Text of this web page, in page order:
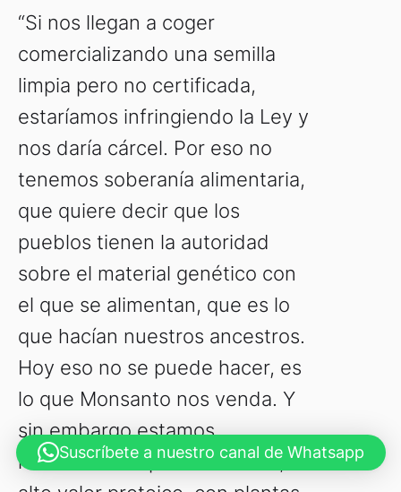
“Si nos llegan a coger
comercializando una semilla
limpia pero no certificada,
estaríamos infringiendo la Ley y
nos daría cárcel. Por eso no
tenemos soberanía alimentaria,
que quiere decir que los
pueblos tienen la autoridad
sobre el material genético con
el que se alimentan, que es lo
que hacían nuestros ancestros.
Hoy eso no se puede hacer, es
lo que Monsanto nos venda. Y
sin embargo estamos
rescatando especies nativas,
Suscríbete a nuestro canal de Whatsapp